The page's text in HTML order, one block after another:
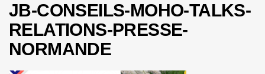
JB-CONSEILS-MOHO-TALKS-
RELATIONS-PRESSE-
NORMANDE